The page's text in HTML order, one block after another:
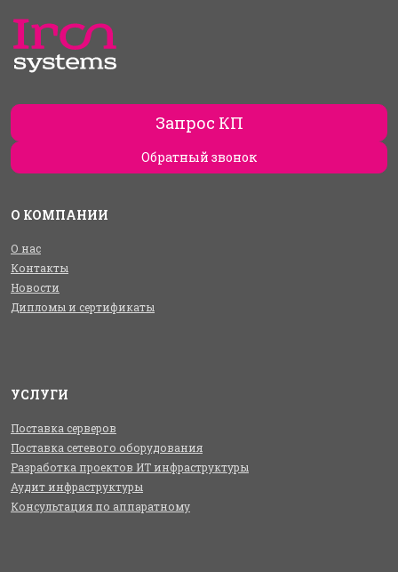
Запрос КП
Обратный звонок
О КОМПАНИИ
О нас
Контакты
Новости
Дипломы и сертификаты
УСЛУГИ
Поставка серверов
Поставка сетевого оборудования
Разработка проектов ИТ инфраструктуры
Аудит инфраструктуры
Консультация по аппаратному